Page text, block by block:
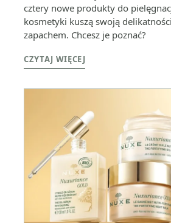
cztery nowe produkty do
kosmetyki kuszą swoją
zapachem. Chcesz je poznać?
CZYTAJ WIĘCEJ